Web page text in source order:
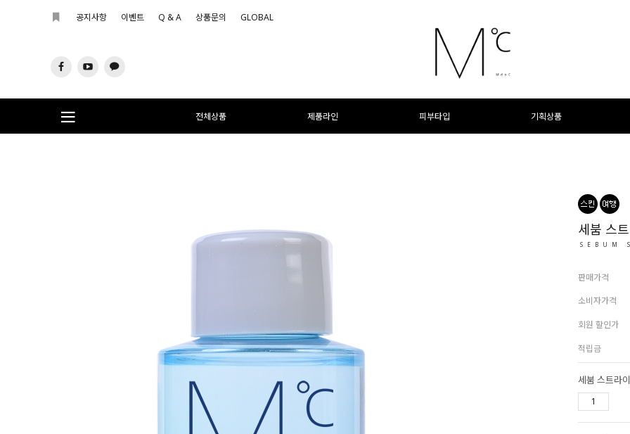
공지사항 이벤트 Q & A 상품문의 GLOBAL
전체상품 제품라인 피부타입 기획상품
세붐 스
SEBUM
판매가격
소비자가격
회원 할인가
적립금
세붐 스트라